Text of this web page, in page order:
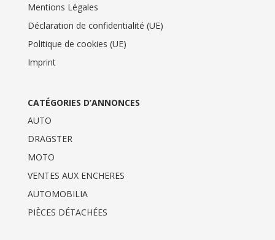
Mentions Légales
Déclaration de confidentialité (UE)
Politique de cookies (UE)
Imprint
CATÉGORIES D’ANNONCES
AUTO
DRAGSTER
MOTO
VENTES AUX ENCHERES
AUTOMOBILIA
PIÈCES DÉTACHÉES